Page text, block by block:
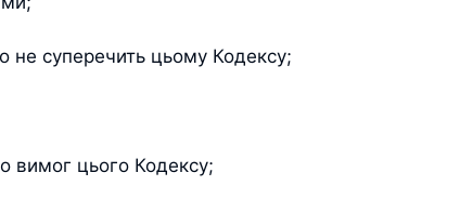
не суперечить цьому Кодексу;
вимог цього Кодексу;